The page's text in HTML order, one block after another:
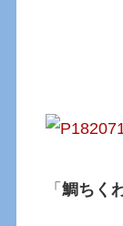
「鯛ちく